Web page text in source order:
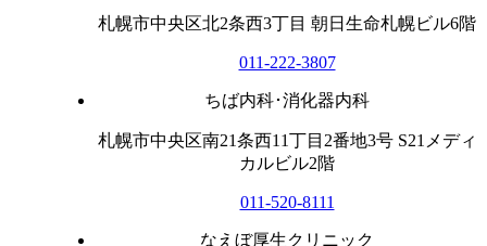
札幌市中央区北2条西3丁目 朝日生命札幌ビル6階
011-222-3807
ちば内科･消化器内科
札幌市中央区南21条西11丁目2番地3号 S21メディ
カルビル2階
011-520-8111
なえぼ厚生クリニック